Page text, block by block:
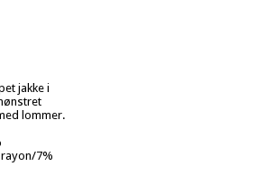
jakke i
lommer.
7%